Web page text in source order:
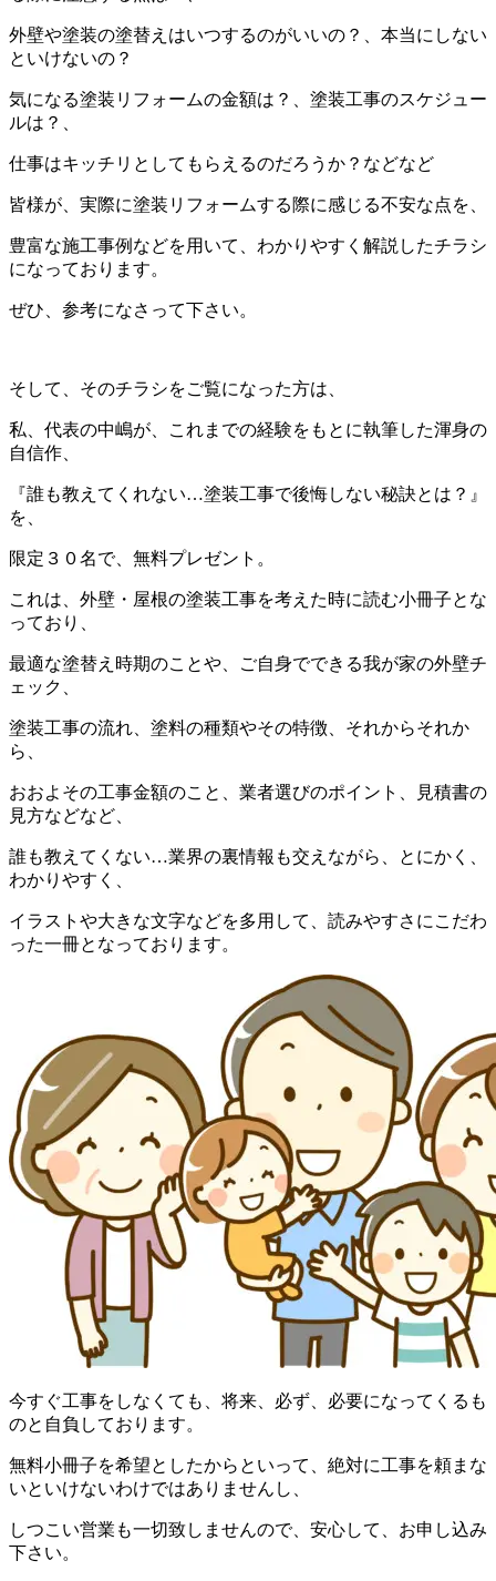
外壁や塗装の塗替えはいつするのがいいの？、本当にしない
といけないの？
気になる塗装リフォームの金額は？、塗装工事のスケジュー
ルは？、
仕事はキッチリとしてもらえるのだろうか？などなど
皆様が、実際に塗装リフォームする際に感じる不安な点を、
豊富な施工事例などを用いて、わかりやすく解説したチラシ
になっております。
ぜひ、参考になさって下さい。
そして、そのチラシをご覧になった方は、
私、代表の中嶋が、これまでの経験をもとに執筆した渾身の
自信作、
『誰も教えてくれない…塗装工事で後悔しない秘訣とは？』
を、
限定３０名で、無料プレゼント。
これは、外壁・屋根の塗装工事を考えた時に読む小冊子とな
っており、
最適な塗替え時期のことや、ご自身でできる我が家の外壁チ
ェック、
塗装工事の流れ、塗料の種類やその特徴、それからそれか
ら、
おおよその工事金額のこと、業者選びのポイント、見積書の
見方などなど、
誰も教えてくない…業界の裏情報も交えながら、とにかく、
わかりやすく、
イラストや大きな文字などを多用して、読みやすさにこだわ
った一冊となっております。
今すぐ工事をしなくても、将来、必ず、必要になってくるも
のと自負しております。
無料小冊子を希望としたからといって、絶対に工事を頼まな
いといけないわけではありませんし、
しつこい営業も一切致しませんので、安心して、お申し込み
下さい。